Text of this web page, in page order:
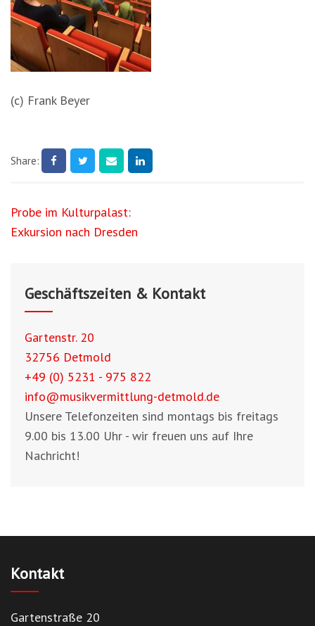
(c) Frank Beyer
Share:
Beitragsnavigation
Probe im Kulturpalast:
Exkursion nach Dresden
Geschäftszeiten & Kontakt
Gartenstr. 20
32756 Detmold
+49 (0) 5231 - 975 822
info@musikvermittlung-detmold.de
Unsere Telefonzeiten sind montags bis freitags
9.00 bis 13.00 Uhr - wir freuen uns auf Ihre
Nachricht!
Kontakt
Gartenstraße 20